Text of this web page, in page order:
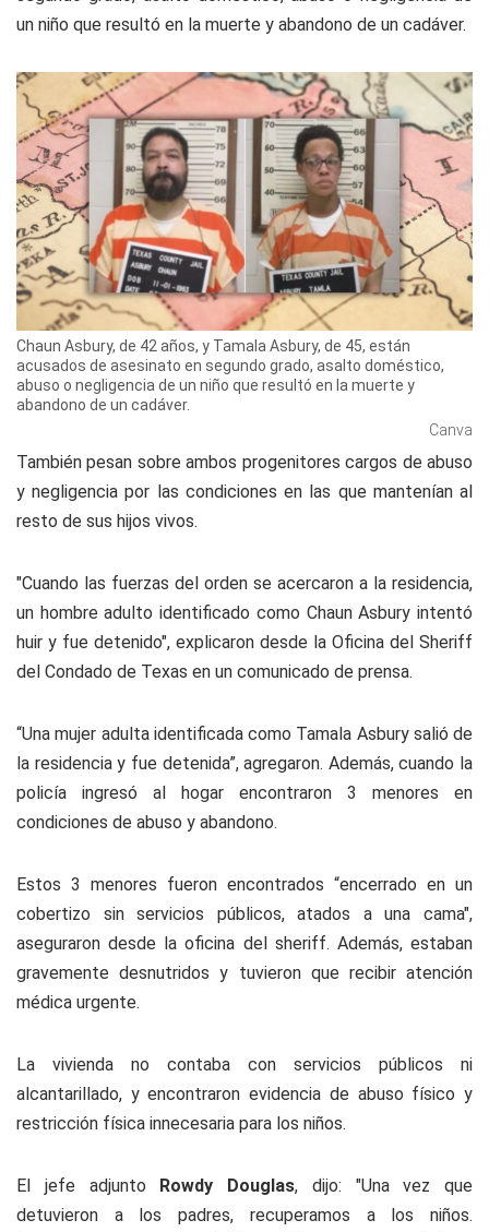
un niño que resultó en la muerte y abandono de un cadáver.
Chaun Asbury, de 42 años, y Tamala Asbury, de 45, están
acusados de asesinato en segundo grado, asalto doméstico,
abuso o negligencia de un niño que resultó en la muerte y
abandono de un cadáver.
Canva
También pesan sobre ambos progenitores cargos de abuso
y negligencia por las condiciones en las que mantenían al
resto de sus hijos vivos.
"Cuando las fuerzas del orden se acercaron a la residencia,
un hombre adulto identificado como Chaun Asbury intentó
huir y fue detenido", explicaron desde la Oficina del Sheriff
del Condado de Texas en un comunicado de prensa.
“Una mujer adulta identificada como Tamala Asbury salió de
la residencia y fue detenida”, agregaron. Además, cuando la
policía ingresó al hogar encontraron 3 menores en
condiciones de abuso y abandono.
Estos 3 menores fueron encontrados “encerrado en un
cobertizo sin servicios públicos, atados a una cama",
aseguraron desde la oficina del sheriff. Además, estaban
gravemente desnutridos y tuvieron que recibir atención
médica urgente.
La vivienda no contaba con servicios públicos ni
alcantarillado, y encontraron evidencia de abuso físico y
restricción física innecesaria para los niños.
El jefe adjunto Rowdy Douglas, dijo: "Una vez que
detuvieron a los padres, recuperamos a los niños.